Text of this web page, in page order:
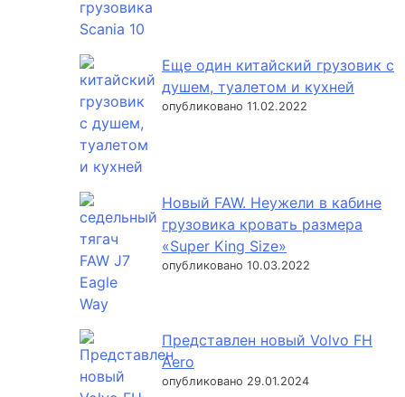
Еще один китайский грузовик с
душем, туалетом и кухней
опубликовано 11.02.2022
Новый FAW. Неужели в кабине
грузовика кровать размера
«Super King Size»
опубликовано 10.03.2022
Представлен новый Volvo FH
Aero
опубликовано 29.01.2024